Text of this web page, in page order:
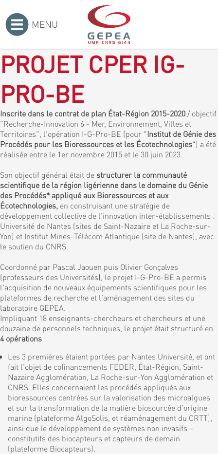
MENU
PROJET CPER IG-
PRO-BE
Inscrite dans le contrat de plan État-Région 2015-2020 / objectif
"Recherche-Innovation 6 - Mer, Environnement, Villes et
Territoires", l'opération I-G-Pro-BE (pour "Institut de Génie des
Procédés pour les Bioressources et les Écotechnologies") a été
réalisée entre le 1er novembre 2015 et le 30 juin 2023.
Son objectif général était de structurer la communauté
scientifique de la région ligérienne dans le domaine du Génie
des Procédés* appliqué aux Bioressources et aux
Écotechnologies, en construisant une stratégie de
développement collective de l'innovation inter-établissements :
Université de Nantes (sites de Saint-Nazaire et La Roche-sur-
Yon) et Institut Mines-Télécom Atlantique (site de Nantes), avec
le soutien du CNRS.
Coordonné par Pascal Jaouen puis Olivier Gonçalves
(professeurs des Universités), le projet I-G-Pro-BE a permis
l'acquisition de nouveaux équipements scientifiques pour les
plateformes de recherche et l'aménagement des sites du
laboratoire GEPEA.
Impliquant 18 enseignants-chercheurs et chercheurs et une
douzaine de personnels techniques, le projet était structuré en
4 opérations :
Les 3 premières étaient portées par Nantes Université, et ont
fait l'objet de cofinancements FEDER, État-Région, Saint-
Nazaire Agglomération, La Roche-sur-Yon Agglomération et
CNRS. Elles concernaient les procédés appliqués aux
bioressources centrées sur la valorisation des microalgues
et sur la transformation de la matière biosourcée d'origine
marine (plateforme AlgoSolis, et réaménagement du CRTT),
ainsi que le développement de systèmes non invasifs –
constitutifs des biocapteurs et capteurs de demain
(plateforme Biocapteurs).